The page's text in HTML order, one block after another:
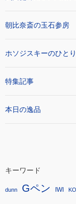
朝比奈斎の玉石参房
ホソジスキーのひと
特集記事
本日の逸品
キーワード
dunn Gペン IWI